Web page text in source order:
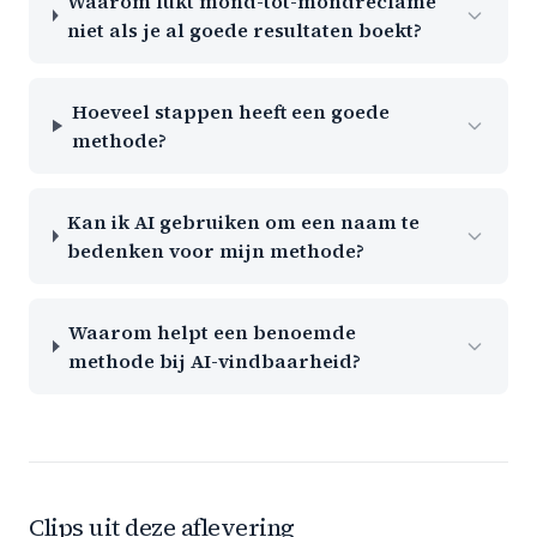
niet als je al goede resultaten boekt?
Hoeveel stappen heeft een goede
methode?
Kan ik AI gebruiken om een naam te
bedenken voor mijn methode?
Waarom helpt een benoemde
methode bij AI-vindbaarheid?
Clips uit deze aflevering